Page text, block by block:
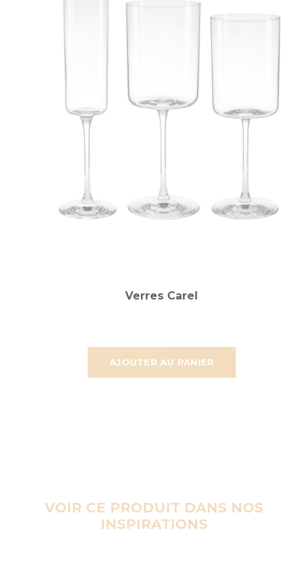
AJOUTER AU PANIER
Verres Carel
VOIR CE PRODUIT DANS NOS
INSPIRATIONS